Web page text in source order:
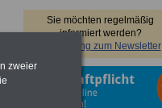
Sie möchten regelmäßig
informiert werden?
Anmeldung zum Newsletter
zweier